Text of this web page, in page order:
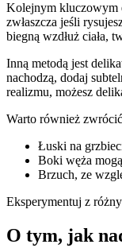
Kolejnym kluczowym
zwłaszcza jeśli
biegną wzdłuż ciała,
Inną metodą jest
nachodzą, dodaj
realizmu, możesz
Warto również
Łuski na
Boki węża
Brzuch, ze
Eksperymentuj z
O tym, jak